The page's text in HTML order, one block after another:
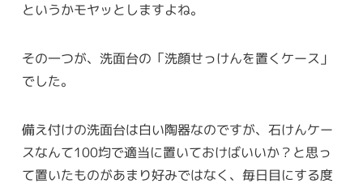
というかモヤッとしますよね。
その一つが、洗面台の「洗顔せっけんを置くケース」
でした。
備え付けの洗面台は白い陶器なのですが、石けんケー
スなんて100均で適当に置いておけばいいか？と思っ
て置いたものがあまり好みではなく、毎日目にする度